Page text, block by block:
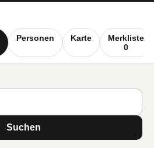
Personen Karte
Merkliste
0
Suchen